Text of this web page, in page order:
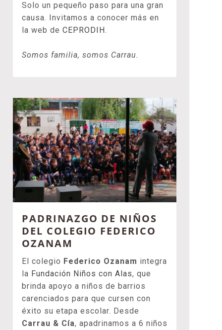
Solo un pequeño paso para una gran
causa. Invitamos a conocer más en
la web de CEPRODIH.
Somos familia, somos Carrau.
PADRINAZGO DE NIÑOS
DEL COLEGIO FEDERICO
OZANAM
El colegio Federico Ozanam integra
la Fundación Niños con Alas, que
brinda apoyo a niños de barrios
carenciados para que cursen con
éxito su etapa escolar. Desde
Carrau & Cía, apadrinamos a 6 niños